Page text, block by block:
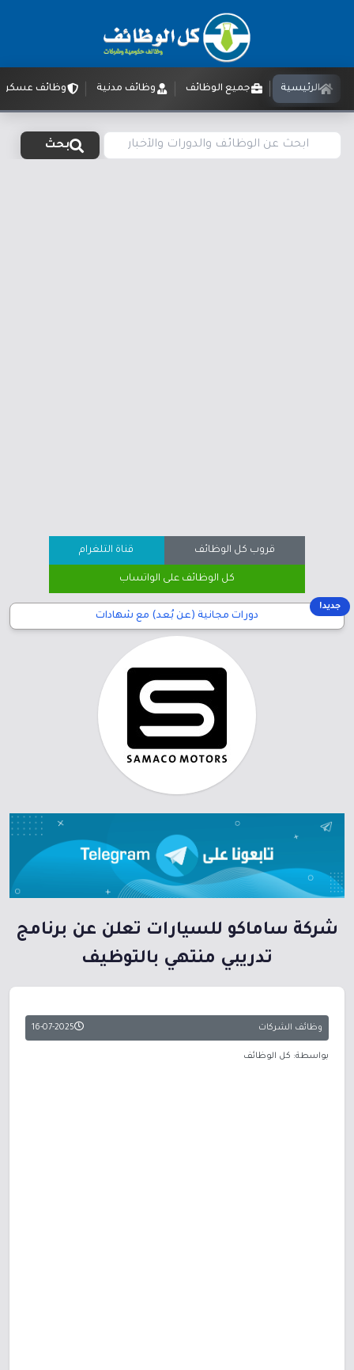
الرئيسية جميع الوظائف وظائف مدنية وظائف
بحث
قروب كل الوظائف قناة التلغرام
كل الوظائف على الواتساب
جديد!
دورات مجانية (عن بُعد) مع شهادات
شركة ساماكو للسيارات تعلن عن برنامج
تدريبي منتهي بالتوظيف
وظائف الشركات 16-07-2025
بواسطة: كل الوظائف